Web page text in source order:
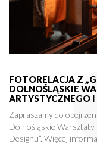
FOTORELACJA Z
DOLNOŚLĄSKIE
ARTYSTYCZNEGO I
Zapraszamy do
Dolnośląskie Warsztaty
Designu”. Więcej